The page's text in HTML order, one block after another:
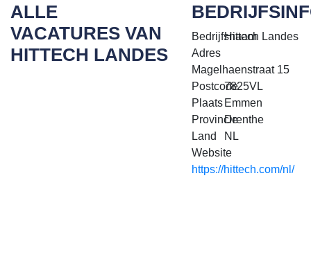
ALLE
VACATURES VAN
HITTECH LANDES
BedrijfsnaamHittech Landes
Adres
Magelhaenstraat 15
Postcode7825VL
Plaats Emmen
ProvincieDrenthe
Land
NL
Website
https://hittech.com/nl/